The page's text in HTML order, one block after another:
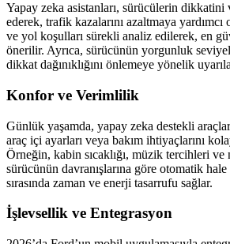
Yapay zeka asistanları, sürücülerin dikkatini
ederek, trafik kazalarını azaltmaya
ve yol koşulları sürekli analiz edilerek, en
önerilir. Ayrıca, sürücünün yorgunluk
dikkat dağınıklığını önlemeye yönelik
Konfor ve Verimlilik
Günlük yaşamda, yapay zeka destekli
araç içi ayarları veya bakım ihtiyaçlarını
Örneğin, kabin sıcaklığı, müzik tercihleri ve
sürücünün davranışlarına göre otomatik
sırasında zaman ve enerji tasarrufu sağlar.
İşlevsellik ve Entegrasyon